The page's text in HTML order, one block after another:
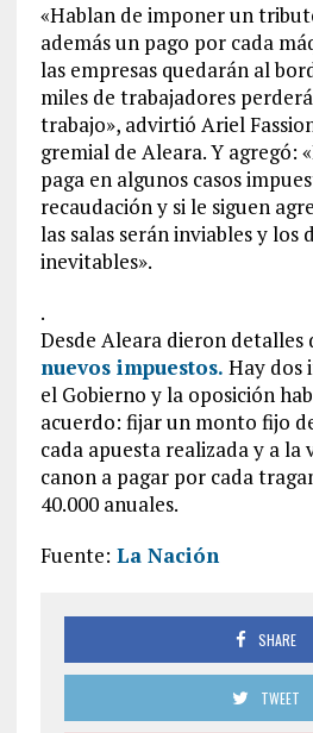
«Hablan de imponer un
además un pago por cada
las empresas quedarán al
miles de trabajadores
trabajo», advirtió Ariel
gremial de Aleara. Y agregó:
paga en algunos casos
recaudación y si le siguen
las salas serán inviables y los
inevitables».
.
Desde Aleara dieron detalles
nuevos impuestos. Hay dos
el Gobierno y la oposición
acuerdo: fijar un monto fijo
cada apuesta realizada y a la
canon a pagar por cada
40.000 anuales.
Fuente: La Nación
SHARE
TWEET